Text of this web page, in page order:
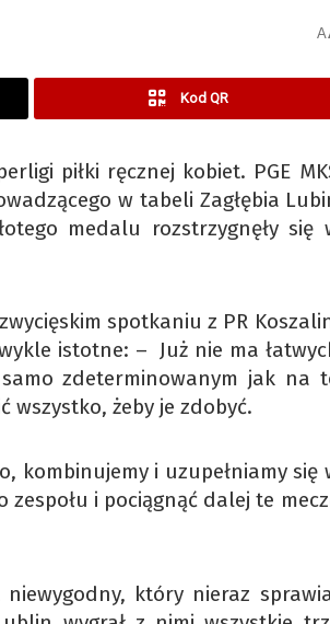
A
Kod QR
piłki ręcznej kobiet. PGE
w tabeli Zagłębia
medalu rozstrzygnęły się
spotkaniu z PR
istotne: – Już nie ma
zdeterminowanym jak na
wszystko, żeby je zdobyć.
kombinujemy i uzupełniamy się
i pociągnąć dalej te
który nieraz